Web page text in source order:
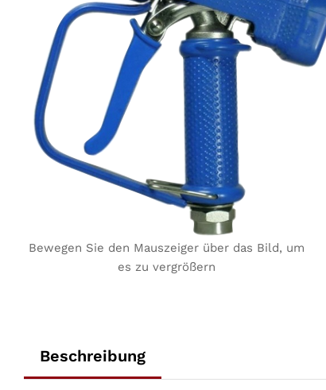
Bewegen Sie den Mauszeiger über das Bild, um
es zu vergrößern
Beschreibung